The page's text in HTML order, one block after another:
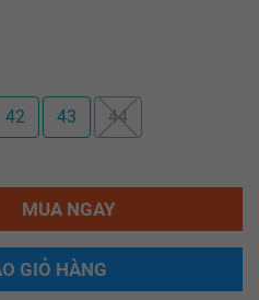
42 43 44
MUA NGAY
GIỎ HÀNG